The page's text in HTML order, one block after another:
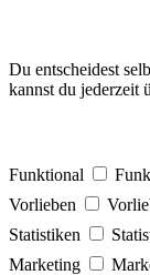
Du entscheidest
kannst du jederzeit
Funktional
Vorlieben
Statistiken
Marketing